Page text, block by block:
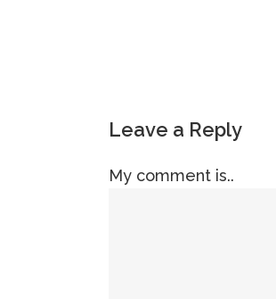
Leave a Reply
My comment is..